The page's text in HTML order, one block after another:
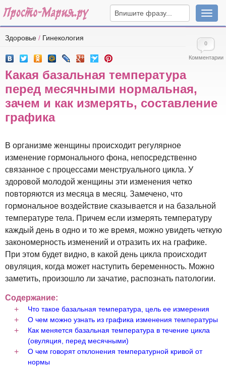
Здоровье / Гинекология
0
Комментарии
Какая базальная температура
перед месячными нормальная,
зачем и как измерять, составление
графика
В организме женщины происходит регулярное
изменение гормонального фона, непосредственно
связанное с процессами менструального цикла. У
здоровой молодой женщины эти изменения четко
повторяются из месяца в месяц. Замечено, что
гормональное воздействие сказывается и на базальной
температуре тела. Причем если измерять температуру
каждый день в одно и то же время, можно увидеть четкую
закономерность изменений и отразить их на графике.
При этом будет видно, в какой день цикла происходит
овуляция, когда может наступить беременность. Можно
заметить, произошло ли зачатие, распознать патологии.
Содержание:
Что такое базальная температура, цель ее измерения
О чем можно узнать из графика изменения температуры
Как меняется базальная температура в течение цикла
(овуляция, перед месячными)
О чем говорят отклонения температурной кривой от
нормы